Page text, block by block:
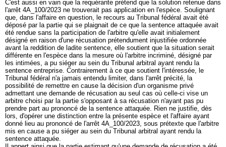
C'est aussi en vain que la requérante prétend que la solution retenue dans
l'arrêt 4A_100/2023 ne trouverait pas application en l'espèce. Soulignant
que, dans l'affaire en question, le recours au Tribunal fédéral avait été
déposé par la partie qui se plaignait de ce que la sentence attaquée avait
été rendue sans la participation de l'arbitre qu'elle avait initialement
désigné en raison d'une récusation prétendument injustifiée ordonnée
avant la reddition de ladite sentence, elle soutient que la situation serait
différente en l'espèce dans la mesure où l'arbitre incriminé, désigné par
les intimées, a pu siéger au sein du Tribunal arbitral ayant rendu la
sentence entreprise. Contrairement à ce que soutient l'intéressée, le
Tribunal fédéral n'a jamais entendu limiter, dans l'arrêt précité, la
possibilité de remettre en cause la décision d'un organisme privé
admettant une demande de récusation au seul cas où celle-ci vise un
arbitre choisi par la partie s'opposant à sa récusation n'ayant pas pu
prendre part au prononcé de la sentence attaquée. Rien ne justifie, dès
lors, d'opérer une distinction entre la présente espèce et l'affaire ayant
donné lieu au prononcé de l'arrêt 4A_100/2023, sous prétexte que l'arbitre
mis en cause a pu siéger au sein du Tribunal arbitral ayant rendu la
sentence attaquée.